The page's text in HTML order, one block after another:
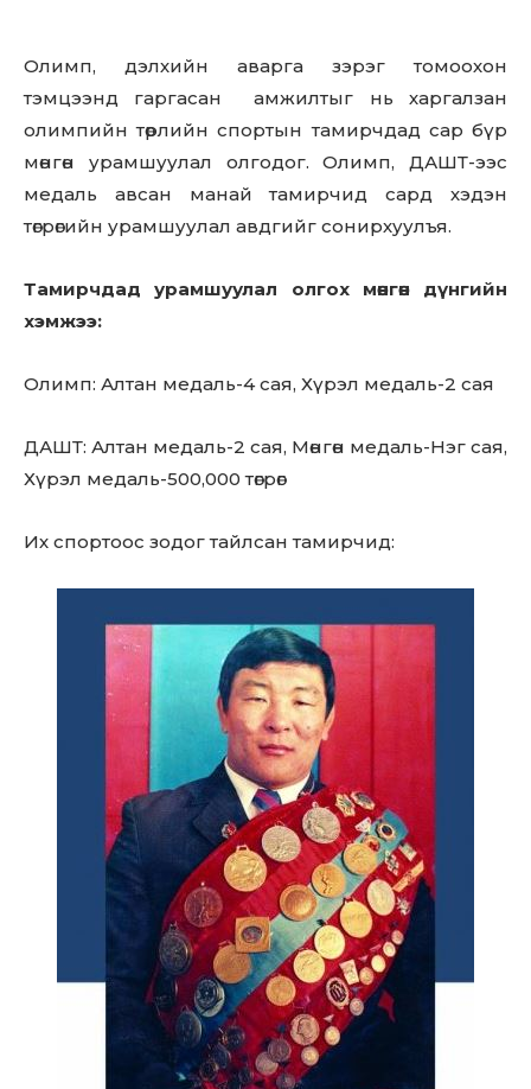
Олимп, дэлхийн аварга зэрэг томоохон
тэмцээнд гаргасан амжилтыг нь харгалзан
олимпийн төрлийн спортын тамирчдад сар бүр
мөнгөн урамшуулал олгодог. Олимп, ДАШТ-ээс
медаль авсан манай тамирчид сард хэдэн
төгрөгийн урамшуулал авдгийг сонирхуулъя.
Тамирчдад урамшуулал олгох мөнгөн дүнгийн
хэмжээ:
Олимп: Алтан медаль-4 сая, Хүрэл медаль-2 сая
ДАШТ: Алтан медаль-2 сая, Мөнгөн медаль-Нэг сая,
Хүрэл медаль-500,000 төгрөг
Их спортоос зодог тайлсан тамирчид: